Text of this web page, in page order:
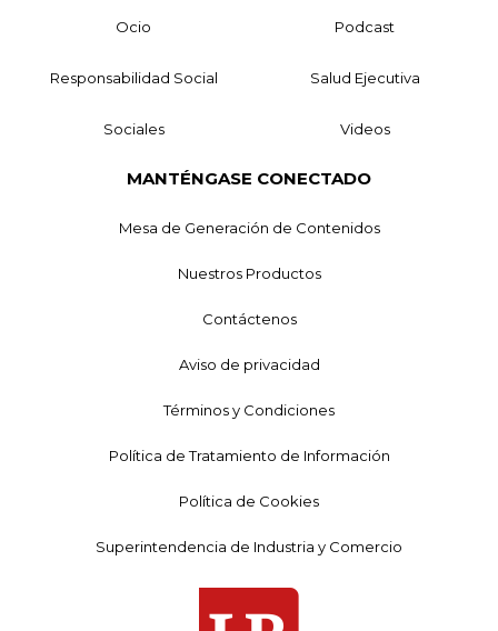
Ocio Podcast
Responsabilidad Social Salud Ejecutiva
Sociales Videos
MANTÉNGASE CONECTADO
Mesa de Generación de Contenidos
Nuestros Productos
Contáctenos
Aviso de privacidad
Términos y Condiciones
Política de Tratamiento de Información
Política de Cookies
Superintendencia de Industria y Comercio